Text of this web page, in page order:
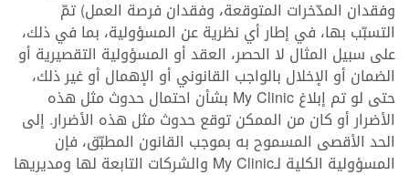
وفقدان المدّخرات المتوقعة، وفقدان فرصة العمل) تمّ
التسبّب بها، في إطار أي نظرية عن المسؤولية، بما في ذلك،
على سبيل المثال لا الحصر، العقد أو المسؤولية التقصيرية أو
الضمان أو الإخلال بالواجب القانوني أو الإهمال أو غير ذلك،
حتى لو تم إبلاغ My Clinic بشأن احتمال حدوث مثل هذه
الأضرار أو كان من الممكن توقع حدوث مثل هذه الأضرار. إلى
الحد الأقصى المسموح به بموجب القانون المطبّق، فإن
المسؤولية الكلية لـMy Clinic والشركات التابعة لها ومديريها